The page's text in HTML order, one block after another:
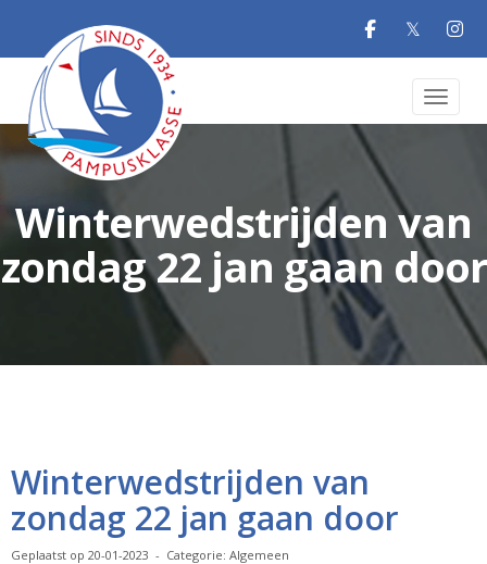
𝕏
Winterwedstrijden van
zondag 22 jan gaan door
Winterwedstrijden van
zondag 22 jan gaan door
Geplaatst op 20-01-2023 - Categorie: Algemeen